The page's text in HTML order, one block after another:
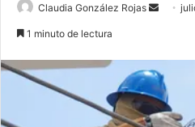
Claudia González Rojas
Send
1 minuto de lectura